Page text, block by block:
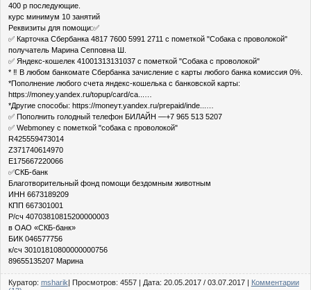
400 р последующие.
курс минимум 10 занятий
Реквизиты для помощи:✅
✅ Карточка Сбербанка 4817 7600 5991 2711 с пометкой "Собака с проволокой"
получатель Марина Сепповна Ш.
✅ Яндекс-кошелек 41001313131037 с пометкой "Собака с проволокой"
* ‼ В любом банкомате Сбербанка зачисление с карты любого банка комиссия 0%.
*Пополнение любого счета яндекс-кошелька с банковской карты:
https://money.yandex.ru/topup/card/ca...…
*Другие способы: https://moneyт.yandex.ru/prepaid/inde...…
✅ Пополнить голодный телефон БИЛАЙН —+7 965 513 5207
✅ Webmoney с пометкой "собака с проволокой"
R425559473014
Z371740614970
E175667220066
✅СКБ-банк
Благотворительный фонд помощи бездомным животным
ИНН 6673189209
КПП 667301001
Р/сч 40703810815200000003
в ОАО «СКБ-банк»
БИК 046577756
к/сч 30101810800000000756
89655135207 Марина
Куратор: msharik| Просмотров: 4557 | Дата: 20.05.2017 / 03.07.2017| Комментарии